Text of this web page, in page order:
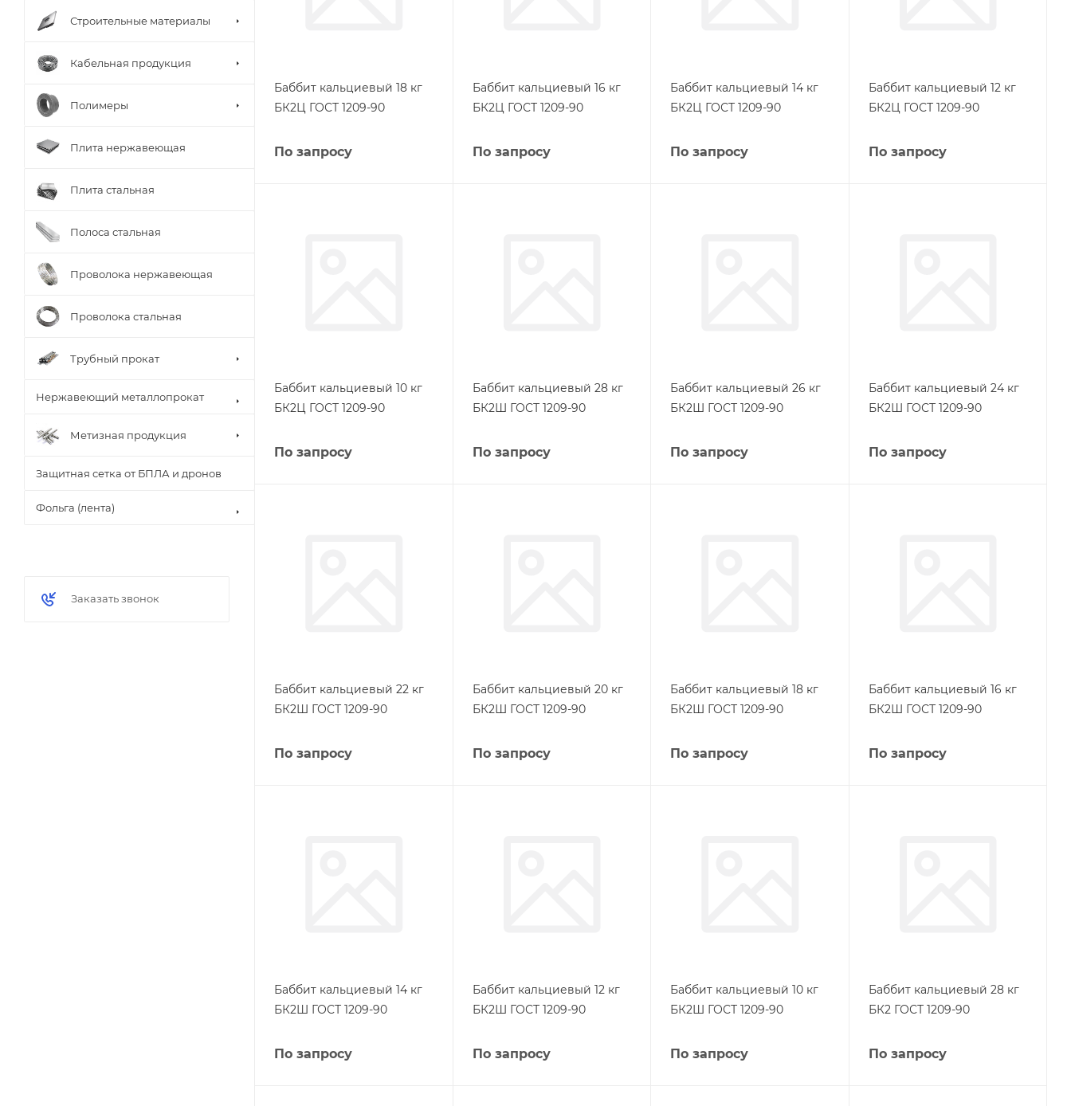
Баббит кальциевый 18 кг
БК2Ц ГОСТ 1209-90
По запросу
Баббит кальциевый 16 кг
БК2Ц ГОСТ 1209-90
По запросу
Баббит кальциевый 14 кг
БК2Ц ГОСТ 1209-90
По запросу
Баббит кальциевый 12 кг
БК2Ц ГОСТ 1209-90
По запросу
Баббит кальциевый 10 кг
БК2Ц ГОСТ 1209-90
По запросу
Баббит кальциевый 28 кг
БК2Ш ГОСТ 1209-90
По запросу
Баббит кальциевый 26 кг
БК2Ш ГОСТ 1209-90
По запросу
Баббит кальциевый 24 кг
БК2Ш ГОСТ 1209-90
По запросу
Баббит кальциевый 22 кг
БК2Ш ГОСТ 1209-90
По запросу
Баббит кальциевый 20 кг
БК2Ш ГОСТ 1209-90
По запросу
Баббит кальциевый 18 кг
БК2Ш ГОСТ 1209-90
По запросу
Баббит кальциевый 16 кг
БК2Ш ГОСТ 1209-90
По запросу
Баббит кальциевый 14 кг
БК2Ш ГОСТ 1209-90
По запросу
Баббит кальциевый 12 кг
БК2Ш ГОСТ 1209-90
По запросу
Баббит кальциевый 10 кг
БК2Ш ГОСТ 1209-90
По запросу
Баббит кальциевый 28 кг
БК2 ГОСТ 1209-90
По запросу
Строительные материалы
Кабельная продукция
Полимеры
Плита нержавеющая
Плита стальная
Полоса стальная
Проволока нержавеющая
Проволока стальная
Трубный прокат
Нержавеющий металлопрокат
Метизная продукция
Защитная сетка от БПЛА и дронов
Фольга (лента)
Заказать звонок